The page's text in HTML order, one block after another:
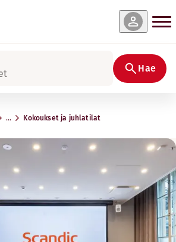
Hae
… Kokoukset ja juhlatilat